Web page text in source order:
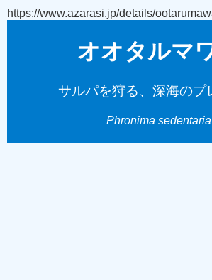
https://www.azarasi.jp/details/
オオタルマ
サルパを狩る、深海のプ
Phronima sedentaria